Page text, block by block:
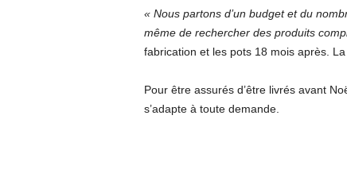
« Nous partons d’un budget et du
même de rechercher des produits
fabrication et les pots 18 mois après.
Pour être assurés d’être livrés avant
s’adapte à toute demande.